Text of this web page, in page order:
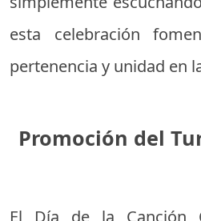
esta celebración
pertenencia y unidad en
Promoción del
El Día de la Canción